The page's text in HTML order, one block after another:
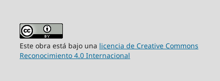
Este obra está bajo una licencia de Creative Commons
Reconocimiento 4.0 Internacional